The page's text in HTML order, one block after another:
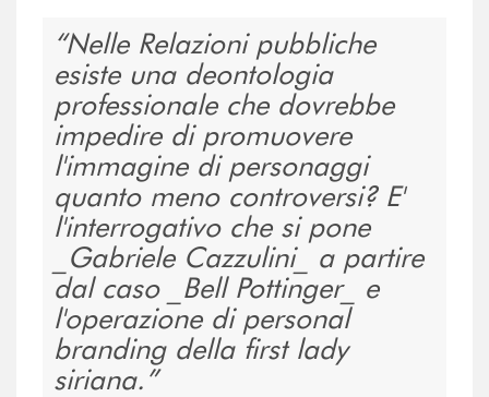
Nelle Relazioni pubbliche
esiste una deontologia
professionale che dovrebbe
impedire di promuovere
l'immagine di personaggi
quanto meno controversi? E'
l'interrogativo che si pone
_Gabriele Cazzulini_ a partire
dal caso _Bell Pottinger_ e
l'operazione di personal
branding della first lady
siriana.